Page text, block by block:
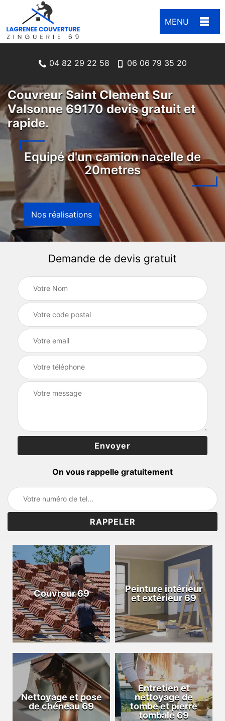
MENU
04 82 29 22 58 06 06 79 35 20
Couvreur Saint Clement Sur
Valsonne 69170 devis gratuit et
rapide.
Equipé d'un camion nacelle de
20metres
Nos réalisations
Demande de devis gratuit
On vous rappelle gratuitement
Couvreur 69
Peinture intérieur
et extérieur 69
Nettoyage et pose
de chéneau 69
Entretien et
nettoyage de
tombe et pierre
tombale 69